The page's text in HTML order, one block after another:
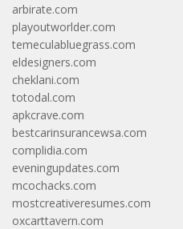
arbirate.com
playoutworlder.com
temeculabluegrass.com
eldesigners.com
cheklani.com
totodal.com
apkcrave.com
bestcarinsurancewsa.com
complidia.com
eveningupdates.com
mcochacks.com
mostcreativeresumes.com
oxcarttavern.com